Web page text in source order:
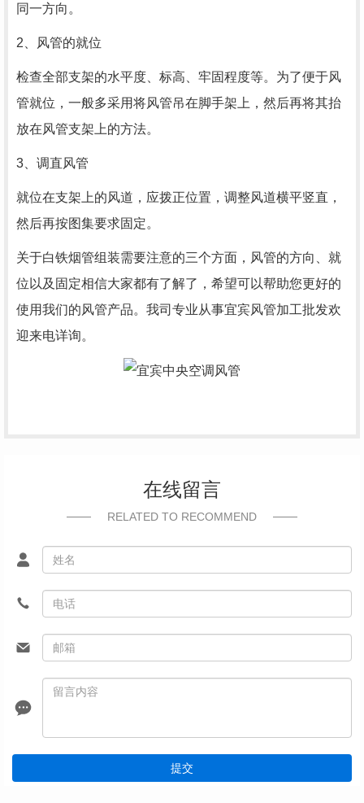
同一方向。
2、风管的就位
检查全部支架的水平度、标高、牢固程度等。为了便于风
管就位，一般多采用将风管吊在脚手架上，然后再将其抬
放在风管支架上的方法。
3、调直风管
就位在支架上的风道，应拨正位置，调整风道横平竖直，
然后再按图集要求固定。
关于白铁烟管组装需要注意的三个方面，风管的方向、就
位以及固定相信大家都有了解了，希望可以帮助您更好的
使用我们的风管产品。我司专业从事宜宾风管加工批发欢
迎来电详询。
在线留言
RELATED TO RECOMMEND
提交